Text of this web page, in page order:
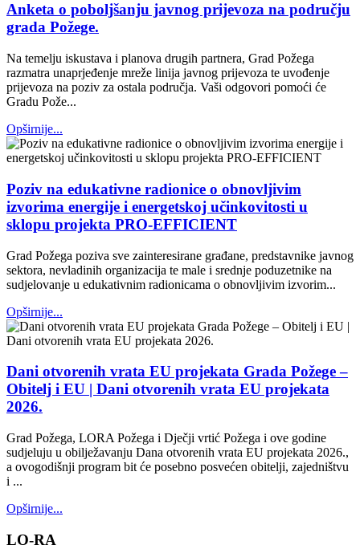
Anketa o poboljšanju javnog prijevoza na području
grada Požege.
Na temelju iskustava i planova drugih partnera, Grad Požega
razmatra unaprjeđenje mreže linija javnog prijevoza te uvođenje
prijevoza na poziv za ostala područja. Vaši odgovori pomoći će
Gradu Pože...
Opširnije...
Poziv na edukativne radionice o obnovljivim
izvorima energije i energetskoj učinkovitosti u
sklopu projekta PRO-EFFICIENT
Grad Požega poziva sve zainteresirane građane, predstavnike javnog
sektora, nevladinih organizacija te male i srednje poduzetnike na
sudjelovanje u edukativnim radionicama o obnovljivim izvorim...
Opširnije...
Dani otvorenih vrata EU projekata Grada Požege –
Obitelj i EU | Dani otvorenih vrata EU projekata
2026.
Grad Požega, LORA Požega i Dječji vrtić Požega i ove godine
sudjeluju u obilježavanju Dana otvorenih vrata EU projekata 2026.,
a ovogodišnji program bit će posebno posvećen obitelji, zajedništvu
i ...
Opširnije...
LO-RA